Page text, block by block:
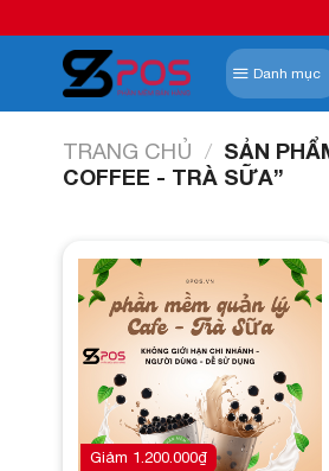
to
content
Danh mục
TRANG CHỦ / SẢN
COFFEE - TRÀ SỮA”
wishlist
Giảm 1.200.000₫